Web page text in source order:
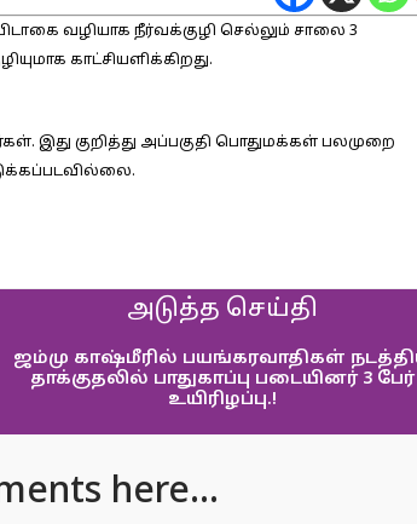
வழியாக நீர்வக்குழி செல்லும் சாலை 3
காட்சியளிக்கிறது.
இது குறித்து அப்பகுதி பொதுமக்கள் பலமுறை
அடுத்த செய்தி
ஜம்மு காஷ்மீரில் பயங்கரவாதிகள்
தாக்குதலில் பாதுகாப்பு படையினர் 3 பேர்
உயிரிழப்பு.!
here...